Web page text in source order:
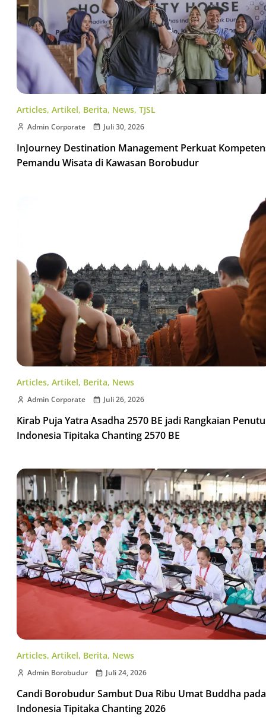
Articles, Artikel, Berita, News, TJSL
Admin Corporate Juli 30, 2026
InJourney Destination Management Perkuat
Pemandu Wisata di Kawasan Borobudur
Articles, Artikel, Berita, News
Admin Corporate Juli 26, 2026
Kirab Puja Yatra Asadha 2570 BE jadi Rangkaian
Indonesia Tipitaka Chanting 2570 BE
Articles, Artikel, Berita, News
Admin Borobudur Juli 24, 2026
Candi Borobudur Sambut Dua Ribu Umat Buddha pada
Indonesia Tipitaka Chanting 2026